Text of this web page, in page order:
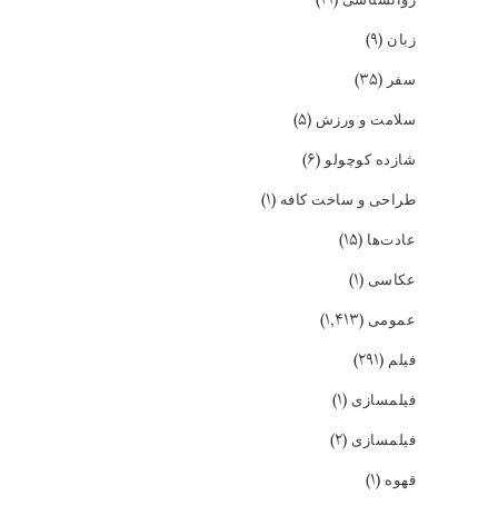
زبان (۹)
سفر (۳۵)
سلامت و ورزش (۵)
شازده کوچولو(۶)
طراحی و ساخت کافه (۱)
عادت‌ها (۱۵)
عکاسی (۱)
عمومی (۱,۴۱۳)
فیلم (۲۹۱)
فیلمسازی (۱)
فیلمسازی (۲)
قهوه (۱)